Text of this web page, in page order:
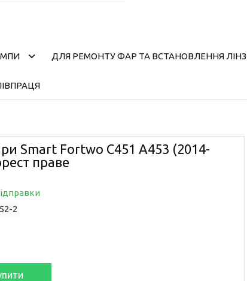
ДЛЯ РЕМОНТУ ФАР ТА ВСТАНОВЛЕННЯ ЛІНЗ
Smart Fortwo C451 A453 (2014-
праве
2